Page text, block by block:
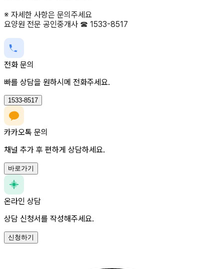
※ 자세한 사항은 문의주세요
요양원 전문 공인중개사 ☎ 1533-8517
전화 문의
빠를 상담을 원하시메 전화주세요.
1533-8517
카카오톡 문의
채널 추가 후 편하게 상담하세요.
바로가기
온라인 상담
상담 신청서를 작성해주세요.
신청하기